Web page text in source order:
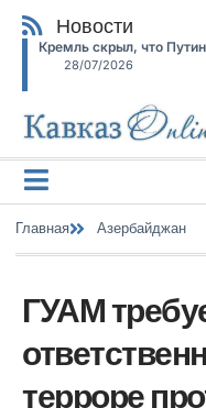
Новости
Кремль скрыл, что
28/07/2026
Главная Азербайджан
ГУАМ
терроре